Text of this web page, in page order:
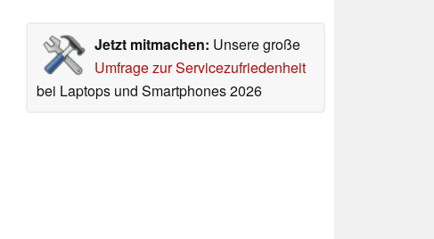
Jetzt mitmachen: Unsere große
Umfrage zur Servicezufriedenheit
bei Laptops und Smartphones 2026